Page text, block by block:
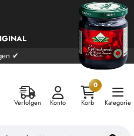
✔
Verfolgen Konto
0
Korb
Kategorie